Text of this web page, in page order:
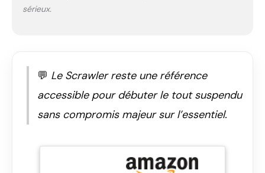
sérieux.
💬 Le Scrawler reste une référence
accessible pour débuter le tout suspendu
sans compromis majeur sur l’essentiel.